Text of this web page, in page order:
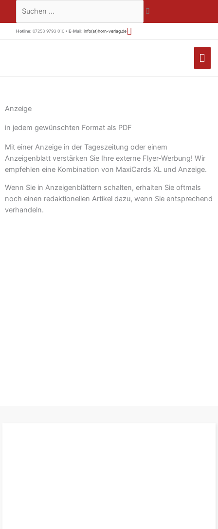
springen
Suchen …
Hotline: 07253 9793 010 • E-Mail: info(at)horn-verlag.de
Anzeige
in jedem gewünschten Format als PDF
Mit einer Anzeige in der Tageszeitung oder einem
Anzeigenblatt verstärken Sie Ihre externe Flyer-Werbung! Wir
empfehlen eine Kombination von MaxiCards XL und Anzeige.
Wenn Sie in Anzeigenblättern schalten, erhalten Sie oftmals
noch einen redaktionellen Artikel dazu, wenn Sie entsprechend
verhandeln.